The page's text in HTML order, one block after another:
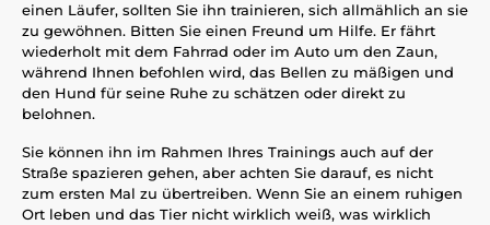
einen Läufer, sollten Sie ihn trainieren, sich allmählich an sie
zu gewöhnen. Bitten Sie einen Freund um Hilfe. Er fährt
wiederholt mit dem Fahrrad oder im Auto um den Zaun,
während Ihnen befohlen wird, das Bellen zu mäßigen und
den Hund für seine Ruhe zu schätzen oder direkt zu
belohnen.
Sie können ihn im Rahmen Ihres Trainings auch auf der
Straße spazieren gehen, aber achten Sie darauf, es nicht
zum ersten Mal zu übertreiben. Wenn Sie an einem ruhigen
Ort leben und das Tier nicht wirklich weiß, was wirklich